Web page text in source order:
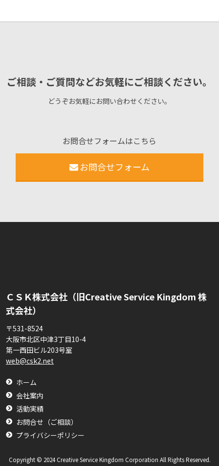
ご相談・ご質問などお気軽にご相談ください。
どうぞお気軽にお問い合わせください。
お問合せフォームはこちら
お問合せフォーム
ＣＳＫ株式会社（旧Creative Service Kingdom 株
式会社）
〒531-8524
大阪市北区中津3丁目10-4
第一西田ビル203号室
web@csk2.net
ホーム
会社案内
活動実績
お問合せ（ご相談）
プライバシーポリシー
Copyright © 2024 Creative Service Kingdom Corporation All Rights Reserved.